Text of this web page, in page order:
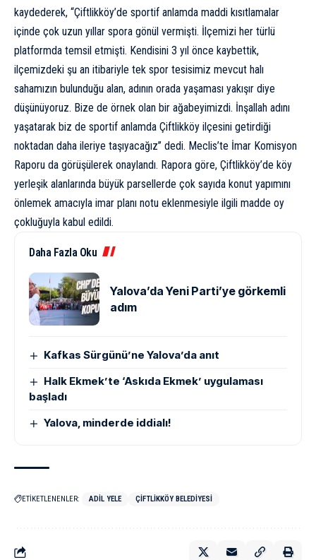
kaydederek, “Çiftlikköy’de sportif anlamda maddi kısıtlamalar
içinde çok uzun yıllar spora gönül vermişti. İlçemizi her türlü
platformda temsil etmişti. Kendisini 3 yıl önce kaybettik,
ilçemizdeki şu an itibariyle tek spor tesisimiz mevcut halı
sahamızın bulunduğu alan, adının orada yaşaması yakışır diye
düşünüyoruz. Bize de örnek olan bir ağabeyimizdi. İnşallah adını
yaşatarak biz de sportif anlamda Çiftlikköy ilçesini getirdiği
noktadan daha ileriye taşıyacağız” dedi. Meclis’te İmar Komisyon
Raporu da görüşülerek onaylandı. Rapora göre, Çiftlikköy’de köy
yerleşik alanlarında büyük parsellerde çok sayıda konut yapımını
önlemek amacıyla imar planı notu eklenmesiyle ilgili madde oy
çokluğuyla kabul edildi.
Daha Fazla Oku
Yalova’da Yeni Parti’ye görkemli
adım
Kafkas Sürgünü’ne Yalova’da anıt
Halk Ekmek’te ‘Askıda Ekmek’ uygulaması
başladı
Yalova, minderde iddialı!
ETİKETLENENLER: ADIL YELE ÇIFTLIKKÖY BELEDIYESI